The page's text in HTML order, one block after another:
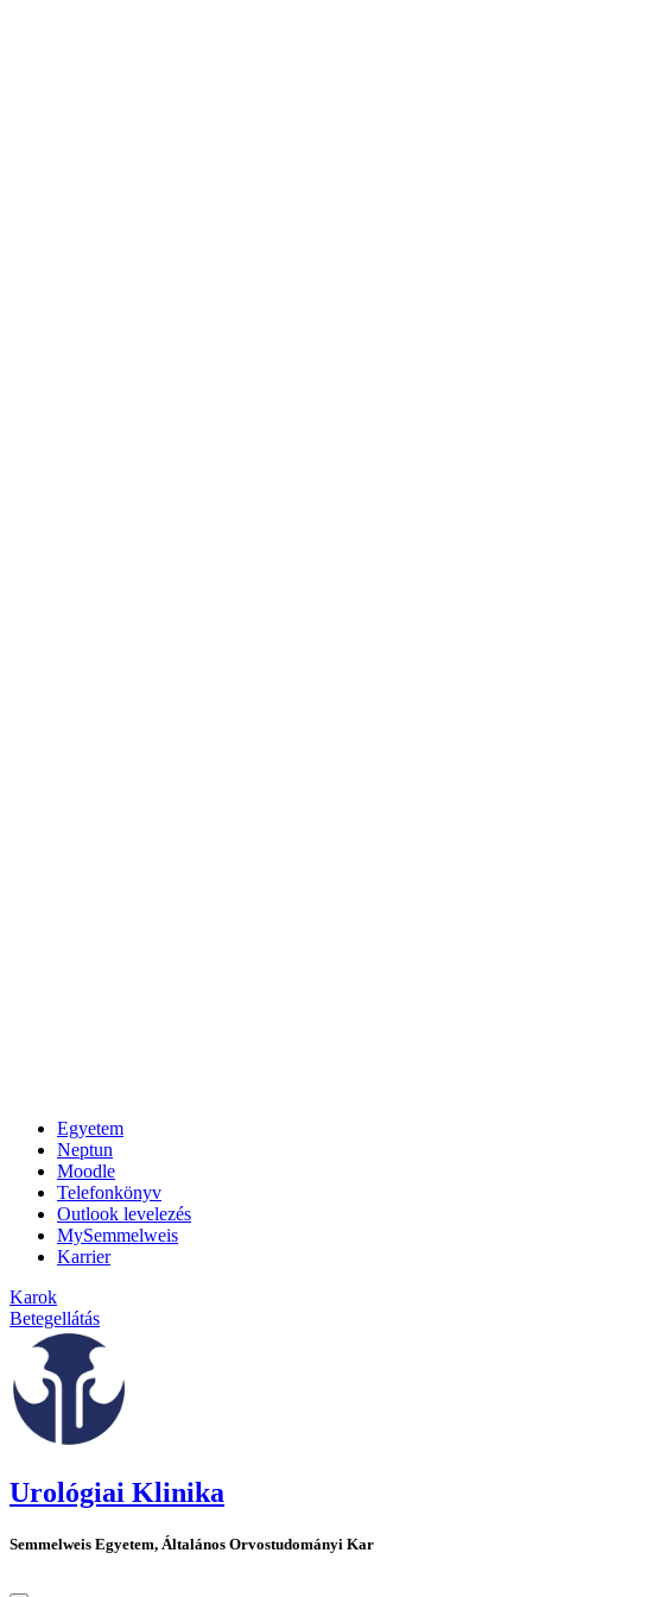
Egyetem
Neptun
Moodle
Telefonkönyv
Outlook levelezés
MySemmelweis
Karrier
Karok
Betegellátás
Urológiai Klinika
Semmelweis Egyetem, Általános Orvostudományi Kar